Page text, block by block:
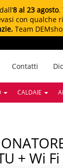
8 al 23 agosto.
con qualche
Team
Contatti
CALDAIE
+ Wi Fi